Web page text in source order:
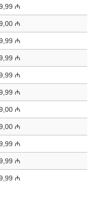
₼
₼
₼
₼
₼
₼
₼
₼
₼
₼
₼